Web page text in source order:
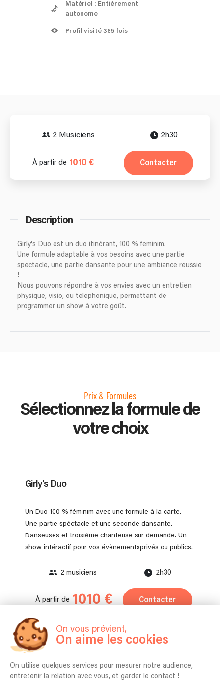
Matériel : Entièrement
autonome
Profil visité 385 fois
2 Musiciens 2h30
À partir de 1010 € Contacter
Description
Girly's Duo est un duo itinérant, 100 % feminim.
Une formule adaptable à vos besoins avec une partie
spectacle, une partie dansante pour une ambiance reussie
!
Nous pouvons répondre à vos envies avec un entretien
physique, visio, ou telephonique, permettant de
programmer un show à votre goût.
Prix & Formules
Sélectionnez la formule de
votre choix
Girly's Duo
Un Duo 100 % féminim avec une formule à la carte.
Une partie spéctacle et une seconde dansante.
Danseuses et troisiéme chanteuse sur demande. Un
show intéractif pour vos évènementsprivés ou publics.
2 musiciens 2h30
À partir de 1010 € Contacter
Autonome en matériel pour moins de 150 personnes.
On vous prévient,
On aime les cookies
On utilise quelques services pour mesurer notre audience,
entretenir la relation avec vous, et garder le contact !